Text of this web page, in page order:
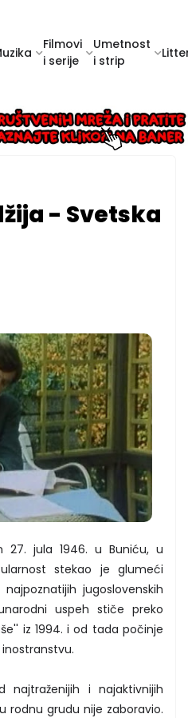
Filmovi
i serije
Umetnost
i strip
- Svetska
27. jula 1946. u Buniću, u
stekao je glumeći
jugoslovenskih
uspeh stiče preko
iz 1994. i od tada počinje
i najaktivnijih
rodnu grudu nije zaboravio.